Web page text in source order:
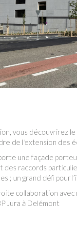
vous découvrirez
de l'extension des
une façade
raccords
; un grand défi pour
collaboration
Jura à Delémont